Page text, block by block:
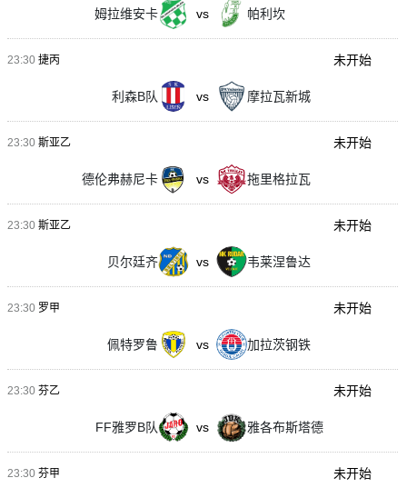
姆拉维安卡 vs 帕利坎
23:30 捷丙
利森B队 vs 摩拉瓦新城
未开始
23:30 斯亚乙
德伦弗赫尼卡 vs 拖里格拉瓦
未开始
23:30 斯亚乙
贝尔廷齐 vs 韦莱涅鲁达
未开始
23:30 罗甲
佩特罗鲁 vs 加拉茨钢铁
未开始
23:30 芬乙
FF雅罗B队 vs 雅各布斯塔德
未开始
23:30 芬甲 未开始